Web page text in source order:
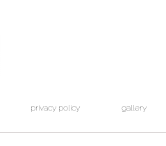
privacy policy gallery